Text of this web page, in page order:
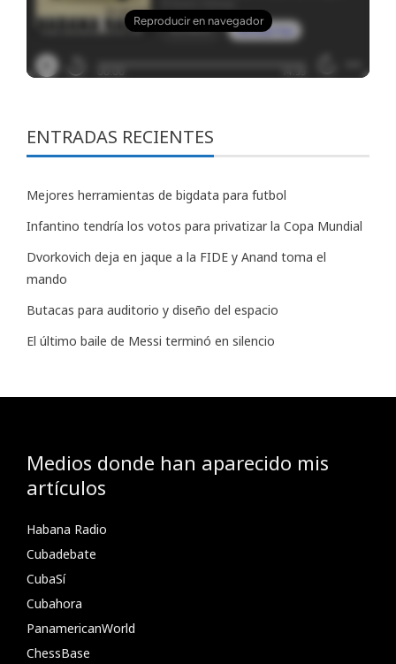
ENTRADAS RECIENTES
Mejores herramientas de bigdata para futbol
Infantino tendría los votos para privatizar la Copa Mundial
Dvorkovich deja en jaque a la FIDE y Anand toma el
mando
Butacas para auditorio y diseño del espacio
El último baile de Messi terminó en silencio
Medios donde han aparecido mis
artículos
Habana Radio
Cubadebate
CubaSí
Cubahora
PanamericanWorld
ChessBase